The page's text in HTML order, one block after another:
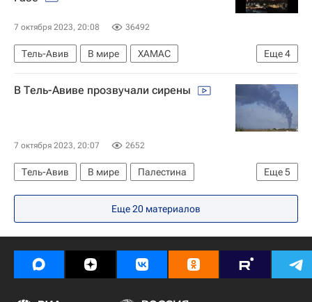
Армия обороны Израиля (ЦАХАЛ)
7 октября 2023, 20:08 36492
Еще4
Тель-Авив В мире
ХАМАС
Армия обороны Израиля (ЦАХАЛ)
Обострение палестино-израильского конфликта в 2023 году
В Тель-Авиве прозвучали сирены
7 октября 2023, 20:07 2652
Еще5
Тель-Авив В мире
Палестина
Биньямин Нетаньяху
Армия обороны Израиля (ЦАХАЛ)
ХАМАС
Израиль
Еще 20 материалов